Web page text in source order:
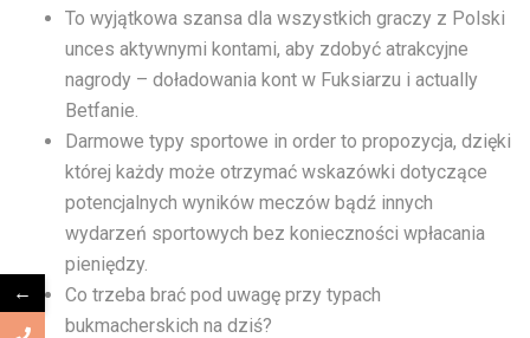
To wyjątkowa szansa dla wszystkich graczy z Polski
unces aktywnymi kontami, aby zdobyć atrakcyjne
nagrody – doładowania kont w Fuksiarzu i actually
Betfanie.
Darmowe typy sportowe in order to propozycja, dzięki
której każdy może otrzymać wskazówki dotyczące
potencjalnych wyników meczów bądź innych
wydarzeń sportowych bez konieczności wpłacania
pieniędzy.
Co trzeba brać pod uwagę przy typach
bukmacherskich na dziś?
←